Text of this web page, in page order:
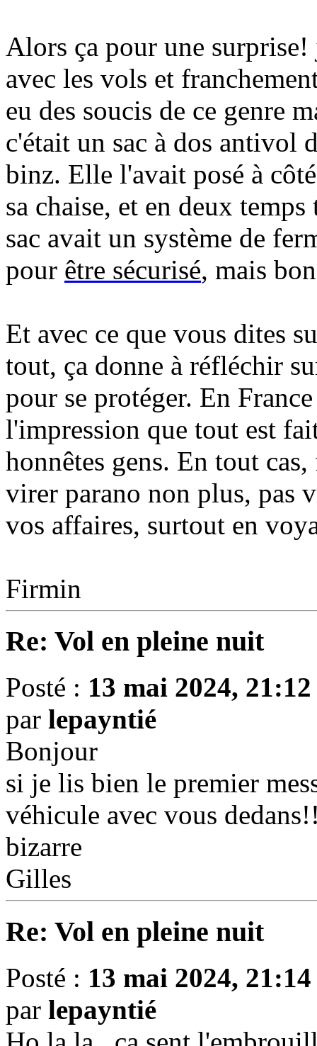
Alors ça pour une
avec les vols et
eu des soucis de ce genre
c'était un sac à dos antivol
binz. Elle l'avait posé à
sa chaise, et en deux
sac avait un système de
pour être sécurisé, mais
Et avec ce que vous dites
tout, ça donne à réfléchir
pour se protéger. En
l'impression que tout est
honnêtes gens. En tout
virer parano non plus, pas
vos affaires, surtout en
Firmin
Re: Vol en pleine nuit
Posté : 13 mai 2024, 21:12
par lepayntié
Bonjour
si je lis bien le premier
véhicule avec vous
bizarre
Gilles
Re: Vol en pleine nuit
Posté : 13 mai 2024, 21:14
par lepayntié